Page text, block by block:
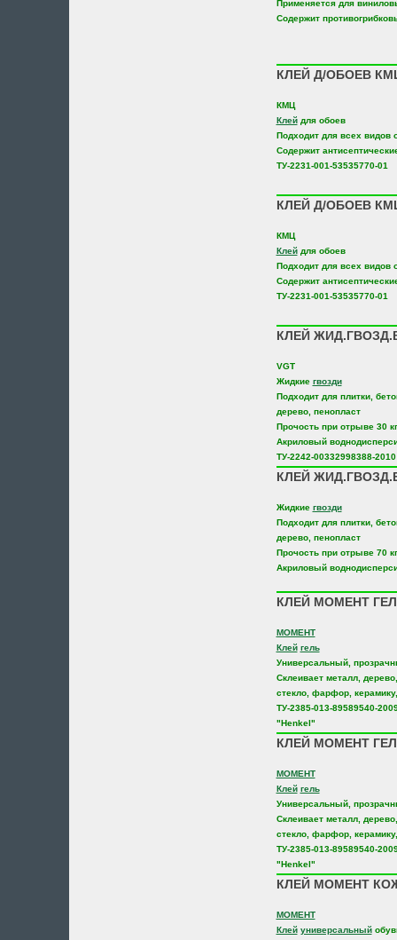
Применяется для
Содержит
КЛЕЙ Д/ОБОЕВ
КМЦ
Клейдля обоев
Подходит для всех видов
Содержит
ТУ-2231-001-53535770-01
КЛЕЙ Д/ОБОЕВ
КМЦ
Клейдля обоев
Подходит для всех видов
Содержит
ТУ-2231-001-53535770-01
КЛЕЙ
VGT
Жидкие гвозди
Подходит для плитки,
дерево, пенопласт
Прочость при отрыве 30 кг
Акриловый
ТУ-2242-00332998388-2010
КЛЕЙ
Жидкие гвозди
Подходит для плитки,
дерево, пенопласт
Прочость при отрыве 70 кг
Акриловый
КЛЕЙ МОМЕНТ
МОМЕНТ
Клей гель
Универсальный,
Склеивает металл,
стекло, фарфор,
ТУ-2385-013-89589540-
"Henkel"
КЛЕЙ МОМЕНТ
МОМЕНТ
Клей гель
Универсальный,
Склеивает металл,
стекло, фарфор,
ТУ-2385-013-89589540-
"Henkel"
КЛЕЙ МОМЕНТ
МОМЕНТ
Клей универсальный